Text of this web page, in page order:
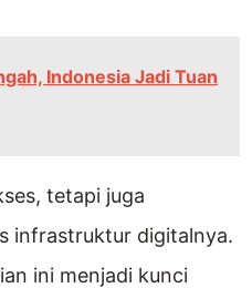
Indonesia Jadi Tuan
tetapi juga
infrastruktur digitalnya.
ini menjadi kunci